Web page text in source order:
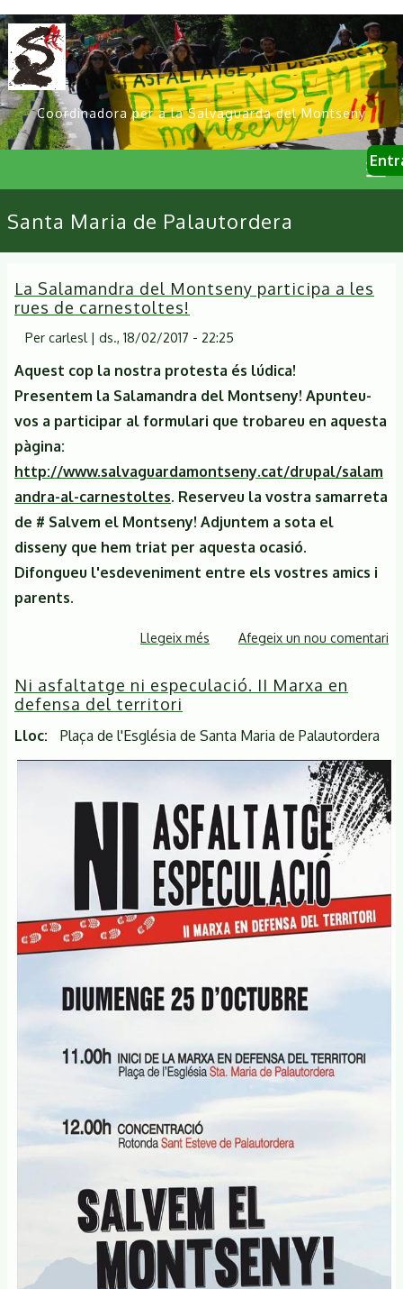
Vés
al
contingut
Coordinadora per a la Salvaguarda del Montseny
User
Primary
links
Santa Maria de Palautordera
La Salamandra del Montseny participa a les
rues de carnestoltes!
Per carlesl | ds., 18/02/2017 - 22:25
Aquest cop la nostra protesta és lúdica!
Presentem la Salamandra del Montseny! Apunteu-
vos a participar al formulari que trobareu en aquesta
pàgina:
http://www.salvaguardamontseny.cat/drupal/salam
andra-al-carnestoltes. Reserveu la vostra samarreta
de # Salvem el Montseny! Adjuntem a sota el
disseny que hem triat per aquesta ocasió.
Difongueu l'esdeveniment entre els vostres amics i
parents.
Llegeix més sobre
Salamandra
Montseny
rues
de
carnestoltes!
Afegeix un nou comentari
Ni asfaltatge ni especulació. II Marxa en
defensa del territori
Lloc Plaça de l'Església de Santa Maria de Palautordera